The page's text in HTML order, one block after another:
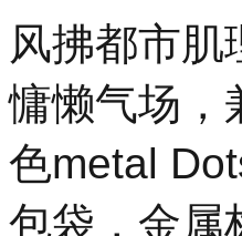
风拂都市
慵懒气场，
色metal
包袋，金属